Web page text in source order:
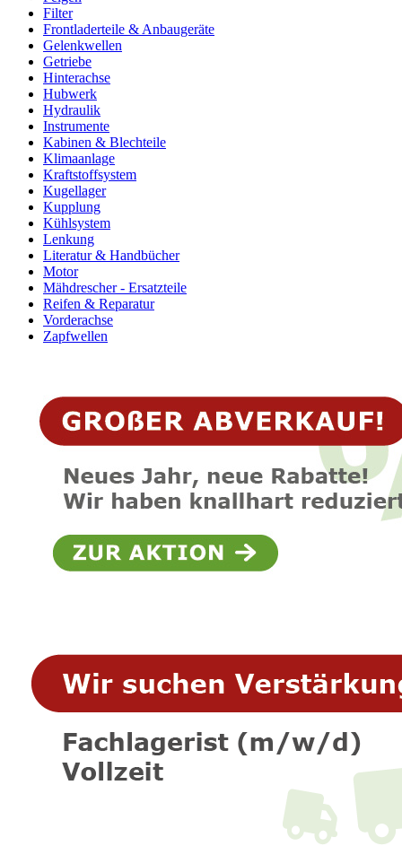
Filter
Frontladerteile & Anbaugeräte
Gelenkwellen
Getriebe
Hinterachse
Hubwerk
Hydraulik
Instrumente
Kabinen & Blechteile
Klimaanlage
Kraftstoffsystem
Kugellager
Kupplung
Kühlsystem
Lenkung
Literatur & Handbücher
Motor
Mähdrescher - Ersatzteile
Reifen & Reparatur
Vorderachse
Zapfwellen